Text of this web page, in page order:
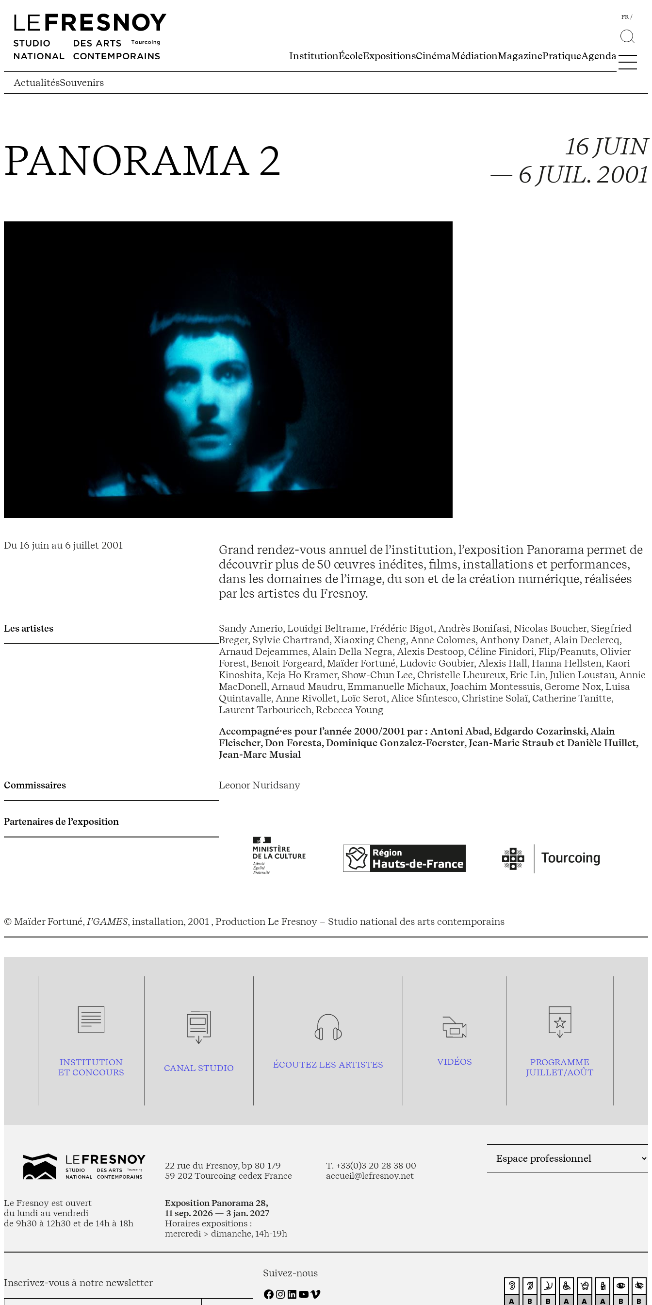
InstitutionÉcoleExpositionsCinémaMédiationMagazinePratiqueAgenda
FR
ActualitésSouvenirs
PANORAMA 2
16 JUIN
— 6 JUIL. 2001
Du 16 juin au 6 juillet 2001
Grand rendez-vous annuel de l’institution, l’exposition Panorama permet de
découvrir plus de 50 œuvres inédites, films, installations et performances,
dans les domaines de l’image, du son et de la création numérique, réalisées
par les artistes du Fresnoy.
Les artistes
Sandy Amerio, Louidgi Beltrame, Frédéric Bigot, Andrès Bonifasi, Nicolas Boucher, Siegfried
Breger, Sylvie Chartrand, Xiaoxing Cheng, Anne Colomes, Anthony Danet, Alain Declercq,
Arnaud Dejeammes, Alain Della Negra, Alexis Destoop, Céline Finidori, Flip/Peanuts, Olivier
Forest, Benoit Forgeard, Maïder Fortuné, Ludovic Goubier, Alexis Hall, Hanna Hellsten, Kaori
Kinoshita, Keja Ho Kramer, Show-Chun Lee, Christelle Lheureux, Eric Lin, Julien Loustau, Annie
MacDonell, Arnaud Maudru, Emmanuelle Michaux, Joachim Montessuis, Gerome Nox, Luisa
Quintavalle, Anne Rivollet, Loïc Serot, Alice Sfintesco, Christine Solaï, Catherine Tanitte,
Laurent Tarbouriech, Rebecca Young
Accompagné·es pour l’année 2000/2001 par : Antoni Abad, Edgardo Cozarinski, Alain
Fleischer, Don Foresta, Dominique Gonzalez-Foerster, Jean-Marie Straub et Danièle Huillet,
Jean-Marc Musial
Commissaires Leonor Nuridsany
Partenaires de l’exposition
© Maïder Fortuné, I’GAMES, installation, 2001 , Production Le Fresnoy – Studio national des arts contemporains
INSTITUTION
ET CONCOURS
CANAL STUDIO ÉCOUTEZ LES ARTISTES VIDÉOS
PROGRAMME
JUILLET/AOÛT
22 rue du Fresnoy, bp 80 179
59 202 Tourcoing cedex France
T. +33(0)3 20 28 38 00
accueil@lefresnoy.net
Le Fresnoy est ouvert
du lundi au vendredi
de 9h30 à 12h30 et de 14h à 18h
Exposition Panorama 28,
11 sep. 2026 — 3 jan. 2027
Horaires expositions :
mercredi > dimanche, 14h-19h
Inscrivez-vous à notre newsletter
Suivez-nous
Facebook Instagram LinkedIn YouTube Vimeo